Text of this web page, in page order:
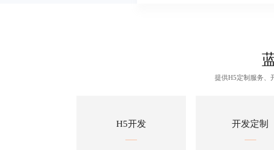
提供H5定制服务、
H5开发 开发定制